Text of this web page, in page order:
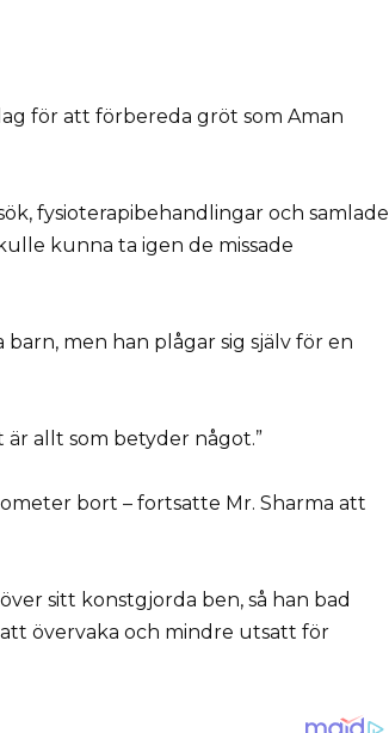
för att förbereda gröt som Aman
fysioterapibehandlingar och samlade
kunna ta igen de missade
barn, men han plågar sig själv för en
är allt som betyder något.”
bort – fortsatte Mr. Sharma att
sitt konstgjorda ben, så han bad
övervaka och mindre utsatt för